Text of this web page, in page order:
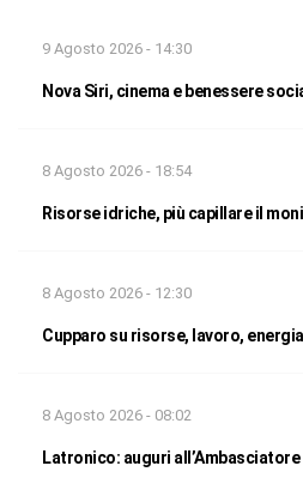
9 Agosto 2026 - 14:30
Nova Siri, cinema e benessere
8 Agosto 2026 - 18:54
Risorse idriche, più capillare il
8 Agosto 2026 - 12:30
Cupparo su risorse, lavoro,
8 Agosto 2026 - 08:02
Latronico: auguri